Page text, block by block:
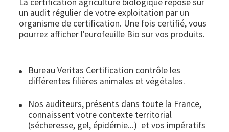
un audit régulier de votre exploitation par un
organisme de certification. Une fois certifié, vous
pourrez afficher l'eurofeuille Bio sur vos produits.
Bureau Veritas Certification contrôle les
différentes filières animales et végétales.
Nos auditeurs, présents dans toute la France,
connaissent votre contexte territorial
(sécheresse, gel, épidémie...) et vos impératifs